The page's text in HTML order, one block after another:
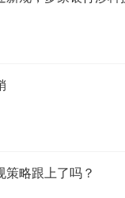
略跟上了吗？